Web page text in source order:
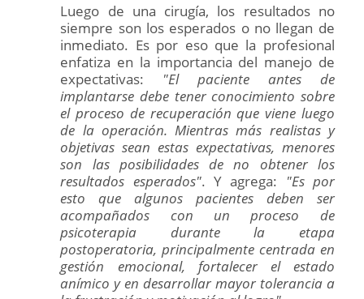
Luego de una cirugía, los resultados no
siempre son los esperados o no llegan de
inmediato. Es por eso que la profesional
enfatiza en la importancia del manejo de
expectativas: "El paciente antes de
implantarse debe tener conocimiento sobre
el proceso de recuperación que viene luego
de la operación. Mientras más realistas y
objetivas sean estas expectativas, menores
son las posibilidades de no obtener los
resultados esperados". Y agrega:
"Es por
esto que algunos pacientes deben ser
acompañados con un proceso de
psicoterapia durante la etapa
postoperatoria, principalmente centrada en
gestión emocional, fortalecer el estado
anímico y en desarrollar mayor tolerancia a